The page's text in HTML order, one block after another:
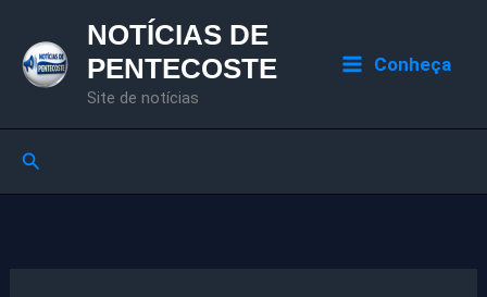
para
NOTÍCIAS DE
PENTECOSTE
Site de notícias
Conheça
Pesquisar